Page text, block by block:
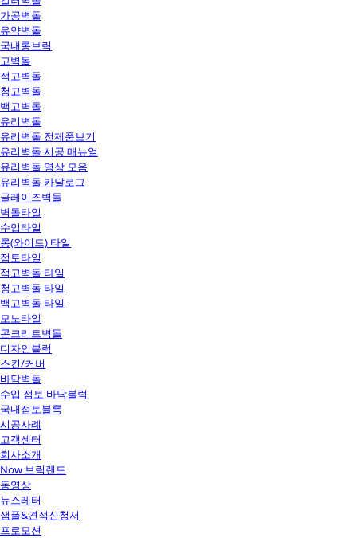
가공벽돌
유약벽돌
국내롱브릭
고벽돌
적고벽돌
청고벽돌
백고벽돌
유리벽돌
유리벽돌 전제품보기
유리벽돌 시공 매뉴얼
유리벽돌 영상 모음
유리벽돌 카달로그
글레이즈벽돌
벽돌타일
수입타일
롱(와이드) 타일
점토타일
적고벽돌 타일
청고벽돌 타일
백고벽돌 타일
모노타일
콘크리트벽돌
디자인블럭
스킨/커버
바닥벽돌
수입 점토 바닥블럭
국내점토블록
시공사례
고객센터
회사소개
Now 브릭랜드
동영상
뉴스레터
샘플&견적신청서
프로모션